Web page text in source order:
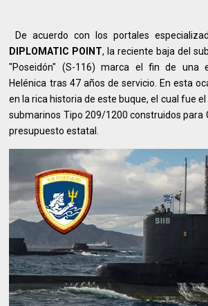
De acuerdo con los portales
DIPLOMATIC POINT, la reciente baja del
"Poseidón" (S-116) marca el fin de una
Helénica tras 47 años de servicio. En esta
en la rica historia de este buque, el cual fue
submarinos Tipo 209/1200 construidos para
presupuesto estatal.